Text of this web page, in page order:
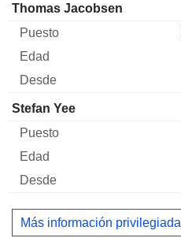
Thomas Jacobsen
Stefan Yee
Más información privilegiada